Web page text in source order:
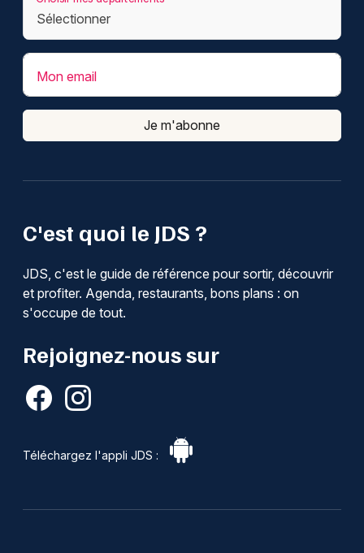
C'est quoi le JDS ?
JDS, c'est le guide de référence pour sortir, découvrir
et profiter. Agenda, restaurants, bons plans : on
s'occupe de tout.
Rejoignez-nous sur
Téléchargez l'appli JDS :
Mon email
Je m'abonne